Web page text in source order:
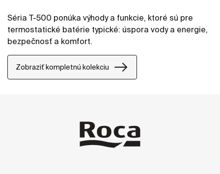
Séria T-500 ponúka výhody a funkcie, ktoré sú pre
termostatické batérie typické: úspora vody a energie,
bezpečnosť a komfort.
Zobraziť kompletnú kolekciu